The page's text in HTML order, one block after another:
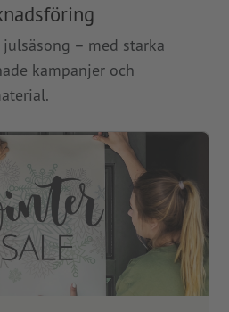
– med starka
kampanjer och